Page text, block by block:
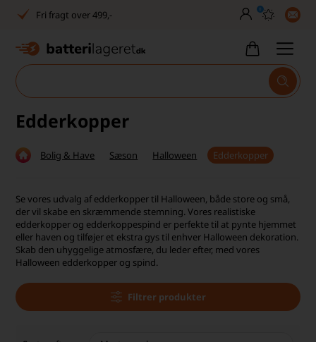
Fri fragt over 499,-
Dansk lager
1040+ glade kunder på Trustpilot
Dag-til-dag levering
Dansk lager
30 dages returret
1040+ glade kunder på Trustpilot
0
Edderkopper
Bolig & Have Sæson Halloween Edderkopper
Se vores udvalg af edderkopper til Halloween, både store og små,
der vil skabe en skræmmende stemning. Vores realistiske
edderkopper og edderkoppespind er perfekte til at pynte hjemmet
eller haven og tilføjer et ekstra gys til enhver Halloween dekoration.
Skab den uhyggelige atmosfære, du leder efter, med vores
Halloween edderkopper og spind.
Filtrer produkter